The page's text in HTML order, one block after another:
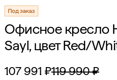
Под заказ
Офисное кресло
Sayl, цвет Red/
107 991 ₽119 990 ₽